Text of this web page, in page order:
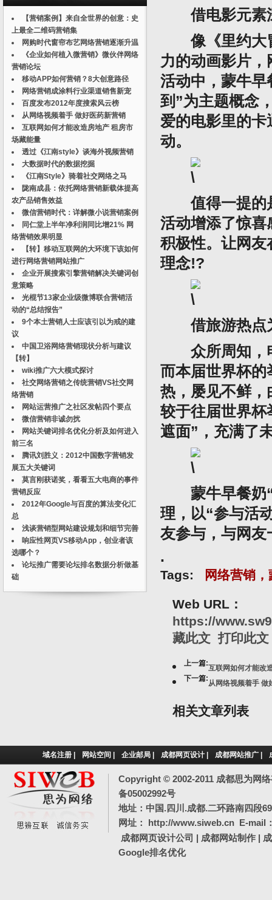
【营销案例】来自全世界的创意：史
上最全二维码营销集
网购时代窗帘布艺网络营销逐渐升温
《企业如何植入微营销》微伙伴网络
营销论坛
移动APP如何营销？8大创意路径
网络营销成涂料行业渠道销售新宠
百度发布2012年度搜索风云榜
从网络视频着手 做好医药新营销
互联网如何才能改造房地产 租房市
场藏能量
透过《江南style》谈海外视频营销
大数据时代的数据挖掘
《江南Style》骑着社交网络之马
陇南成县：依托网络营销新载体提高
农产品销售效益
微信营销时代：详解微小说营销案例
同仁堂上半年净利润同比增21% 网
络营销效果明显
【转】移动互联网的大环境下该如何
进行网络营销网站推广
企业开展搜索引擎营销解决关键词创
意策略
光棍节13家企业级微博联合营销活
动的“总结报告”
9个本土营销人士应该引以为戒的建
议
中国卫浴网络营销现状分析与建议
【转】
wiki推广六大模式探讨
社交网络营销之传统营销VS社交网
络营销
网站运营推广之社区发帖四个要点
微信营销非诚勿扰
网站关键词排名优化分析及如何进入
前三名
腾讯刘胜义：2012中国数字营销发
展五大关键词
莫言刚获诺奖，看看五大电商的事件
营销反应
2012年Google与百度的算法变化汇
总
浅谈营销型网站建设规划和细节完善
响应性网页VS移动App，创业者该
选哪个？
论坛推广需要论坛排名数据分析做基
础
借电影元素
像《里约大冒
力的动画影片
活动中，蒙牛早
到”为主题概念
爱的电影里的卡
动。
值得一提的是
活动增添了惊喜
积极性。让网友
理念!?
借旅游热点
众所周知，电
而本届世界杯的
热，屡见不鲜，
较于往届世界杯
遮面”，充满了
蒙牛早餐奶“
理，以“参与活
友参与，与网友
.
Tags:
网络营销，
Web URL：
https://
藏此文 打印此文
上一篇:互联网如何才能改
下一篇:从网络视频着手 做
相关文章列表
域名注册| 网站空间 企业邮局| 成都网页设计| 成都网站推广|
Copyright © 2002-2011 成都思为网
备05002992号
地址：中国.四川.成都.二环路南四段
网址：
http://www.siweb.cn E-mail
成都网页设计公司 | 成都网站制作 |
Google排名优化